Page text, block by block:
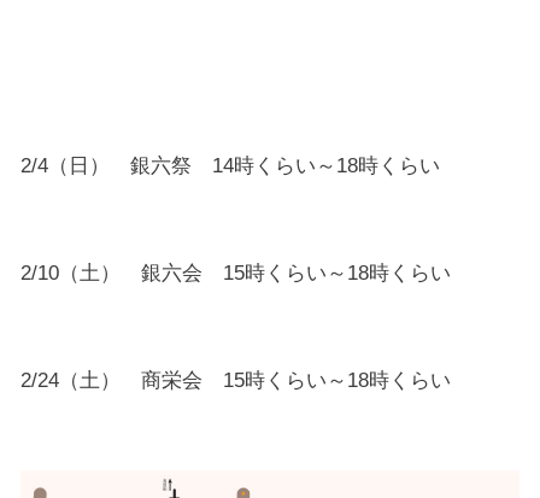
2/4（日） 銀六祭 14時くらい～18時くらい
2/10（土） 銀六会 15時くらい～18時くらい
2/24（土） 商栄会 15時くらい～18時くらい